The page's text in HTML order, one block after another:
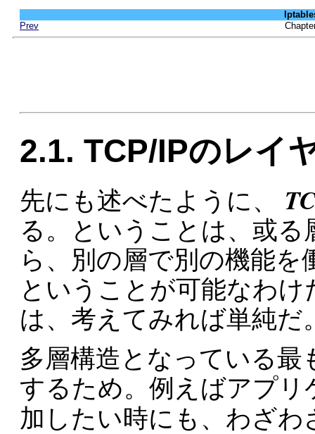
Prev
2.1. TCP/IPのレイ
先にも述べたように、
る。ということは、或
ら、別の層で別の機能
ということが可能なわ
は、考えてみれば単純だ
多層構造となっている最
するため。例えばアプ
加したい時にも、わざ